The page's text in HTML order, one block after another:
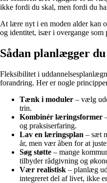
ikke fordi du skal, men fordi du
At lære nyt i en moden alder kan
og identitet, især i overgange som
Sådan planlægger
Fleksibilitet i
forandring. Her er nogle
Tænk i moduler – vælg
trin.
Kombinér læringsformer
og praksiserfaring.
Lav en læringsplan – sæt
år, men vær åben for at
Søg støtte – mange
tilbyder rådgivning og
Vær realistisk – planlæg
integreret del af livet, ikke